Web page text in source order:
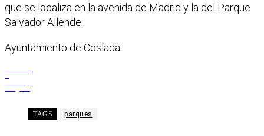
que se localiza en la avenida de Madrid y la del Parque
Salvador Allende.
Ayuntamiento de Coslada
TAGS parques